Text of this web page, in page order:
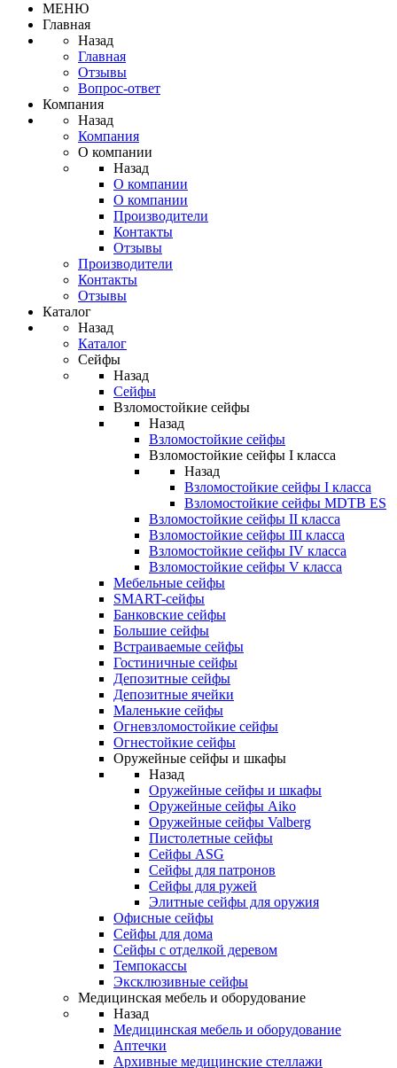
МЕНЮ
Главная
Назад
Главная
Отзывы
Вопрос-ответ
Компания
Назад
Компания
О компании
Назад
О компании
О компании
Производители
Контакты
Отзывы
Производители
Контакты
Отзывы
Каталог
Назад
Каталог
Сейфы
Назад
Сейфы
Взломостойкие сейфы
Назад
Взломостойкие сейфы
Взломостойкие сейфы I класса
Назад
Взломостойкие сейфы I класса
Взломостойкие сейфы MDTB ES
Взломостойкие сейфы II класса
Взломостойкие сейфы III класса
Взломостойкие сейфы IV класса
Взломостойкие сейфы V класса
Мебельные сейфы
SMART-сейфы
Банковские сейфы
Большие сейфы
Встраиваемые сейфы
Гостиничные сейфы
Депозитные сейфы
Депозитные ячейки
Маленькие сейфы
Огневзломостойкие сейфы
Огнестойкие сейфы
Оружейные сейфы и шкафы
Назад
Оружейные сейфы и шкафы
Оружейные сейфы Aiko
Оружейные сейфы Valberg
Пистолетные сейфы
Сейфы ASG
Сейфы для патронов
Сейфы для ружей
Элитные сейфы для оружия
Офисные сейфы
Сейфы для дома
Сейфы с отделкой деревом
Темпокассы
Эксклюзивные сейфы
Медицинская мебель и оборудование
Назад
Медицинская мебель и оборудование
Аптечки
Архивные медицинские стеллажи